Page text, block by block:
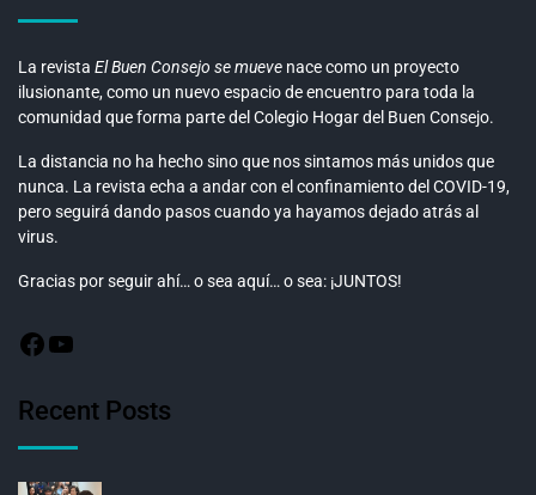
La revista El Buen Consejo se mueve nace como un proyecto
ilusionante, como un nuevo espacio de encuentro para toda la
comunidad que forma parte del Colegio Hogar del Buen Consejo.
La distancia no ha hecho sino que nos sintamos más unidos que
nunca. La revista echa a andar con el confinamiento del COVID-19,
pero seguirá dando pasos cuando ya hayamos dejado atrás al
virus.
Gracias por seguir ahí… o sea aquí… o sea: ¡JUNTOS!
Recent Posts